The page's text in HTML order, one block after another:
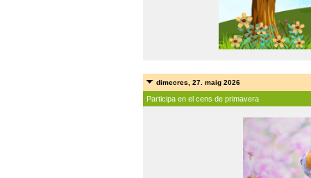
dimecres, 27. maig 2026
Participa en el cens de primavera